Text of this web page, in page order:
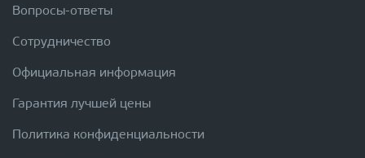
Вопросы-ответы
Сотрудничество
Официальная информация
Гарантия лучшей цены
Политика конфиденциальности